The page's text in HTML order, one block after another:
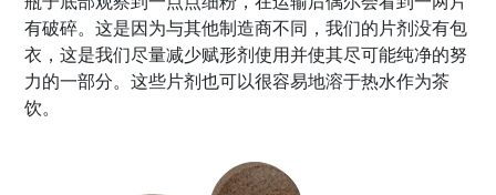
有破碎。这是因为与其他制造商不同，我们的片剂没有包
衣，这是我们尽量减少赋形剂使用并使其尽可能纯净的努
力的一部分。这些片剂也可以很容易地溶于热水作为茶
饮。